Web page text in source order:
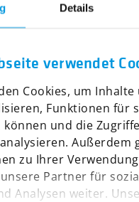
Details
verwendet
Cookies, um Inhalte
Funktionen für
können und die
Außerdem
zu Ihrer
Partner für
Analysen weiter.